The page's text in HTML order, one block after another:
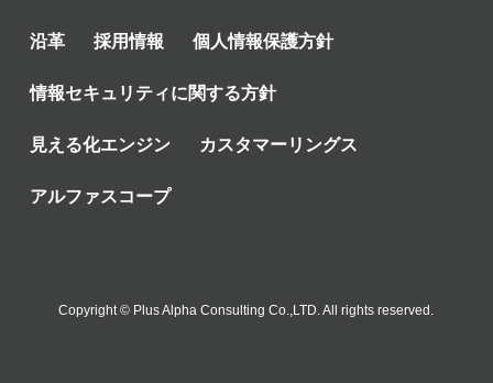
沿革 採用情報 個人情報保護方針
情報セキュリティに関する方針
見える化エンジン カスタマーリングス
アルファスコープ
Copyright © Plus Alpha Consulting Co.,LTD. All rights reserved.